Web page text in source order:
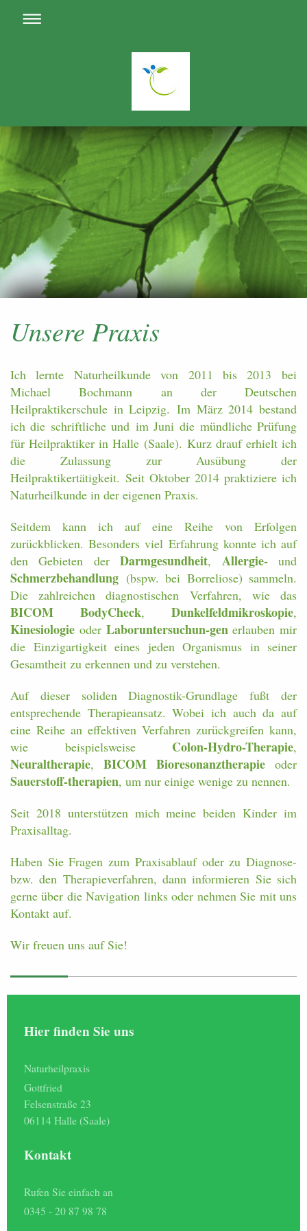
Unsere Praxis
Ich lernte Naturheilkunde von 2011 bis 2013 bei
Michael Bochmann an der Deutschen
Heilpraktikerschule in Leipzig. Im März 2014 bestand
ich die schriftliche und im Juni die mündliche Prüfung
für Heilpraktiker in Halle (Saale). Kurz drauf erhielt ich
die Zulassung zur Ausübung der
Heilpraktikertätigkeit. Seit Oktober 2014 praktiziere ich
Naturheilkunde in der eigenen Praxis.
Seitdem kann ich auf eine Reihe von Erfolgen
zurückblicken. Besonders viel Erfahrung konnte ich auf
den Gebieten derDarmgesundheit, Allergie-und
Schmerzbehandlung (bspw. bei Borreliose) sammeln.
Die zahlreichen diagnostischen Verfahren, wie das
BICOM BodyCheck, Dunkelfeldmikroskopie,
Kinesiologie oder Laboruntersuchun-generlauben mir
die Einzigartigkeit eines jeden Organismus in seiner
Gesamtheit zu erkennen und zu verstehen.
Auf dieser soliden Diagnostik-Grundlage fußt der
entsprechende Therapieansatz. Wobei ich auch da auf
eine Reihe an effektiven Verfahren zurückgreifen kann,
wie beispielsweise Colon-Hydro-Therapie,
Neuraltherapie, BICOM Bioresonanztherapie oder
Sauerstoff-therapien, um nur einige wenige zu nennen.
Seit 2018 unterstützen mich meine beiden Kinder im
Praxisalltag.
Haben Sie Fragen zum Praxisablauf oder zu Diagnose-
bzw. den Therapieverfahren, dann informieren Sie sich
gerne über die Navigation links oder nehmen Sie mit uns
Kontakt auf.
Wir freuen uns auf Sie!
Hier finden Sie uns
Naturheilpraxis
Gottfried
Felsenstraße 23
06114 Halle (Saale)
Kontakt
Rufen Sie einfach an
0345 - 20 87 98 78